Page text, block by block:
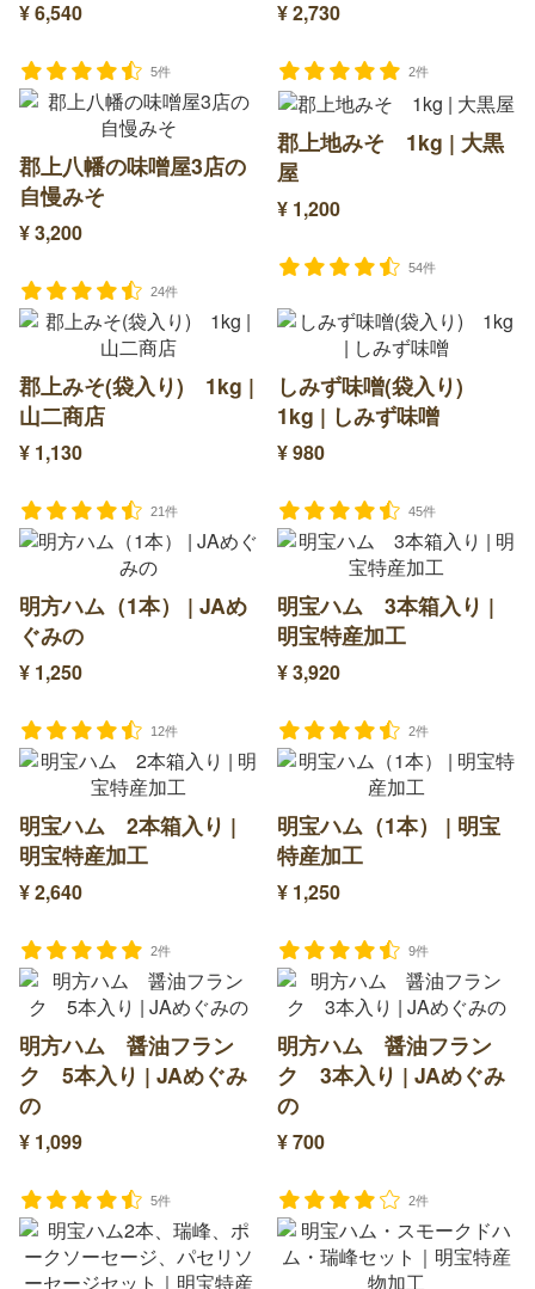
¥ 6,540
5件
¥ 2,730
2件
郡上八幡の味噌屋3店の
自慢みそ
¥ 3,200
24件
郡上地みそ 1kg | 大黒
屋
¥ 1,200
54件
郡上みそ(袋入り) 1kg |
山二商店
¥ 1,130
21件
しみず味噌(袋入り)
1kg | しみず味噌
¥ 980
45件
明方ハム（1本） | JAめ
ぐみの
¥ 1,250
12件
明宝ハム 3本箱入り |
明宝特産加工
¥ 3,920
2件
明宝ハム 2本箱入り |
明宝特産加工
¥ 2,640
2件
明宝ハム（1本） | 明宝
特産加工
¥ 1,250
9件
明方ハム 醤油フラン
ク 5本入り | JAめぐみ
の
¥ 1,099
5件
明方ハム 醤油フラン
ク 3本入り | JAめぐみ
の
¥ 700
2件